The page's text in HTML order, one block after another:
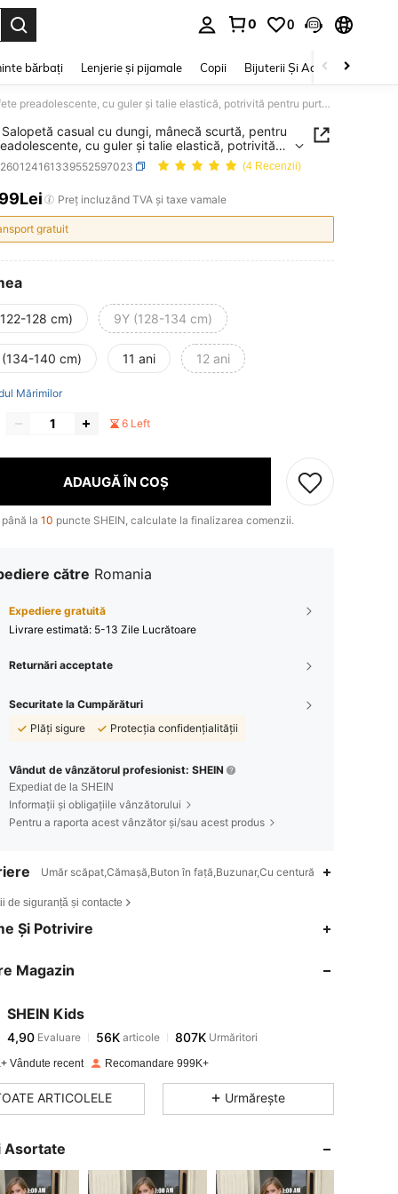
0 0
bărbați Lenjerie și pijamale Copii Bijuterii Și Accesorii
SHEIN Salopetă casual cu dungi, mânecă scurtă, pentru fete preadolescente, cu guler și talie elastică, potrivită pentru purtare zilnică, vacanțe și întâlniri
Salopetă casual cu dungi, mânecă scurtă, pentru
cu guler și talie elastică, potrivită
purtare zilnică, vacanțe și întâlniri
(4 Recenzii)
AND AVAILABILITY
Preț incluzând TVA și taxe vamale
gratuit
128 cm) 9Y (128-134 cm)
(134-140 cm) 11 ani 12 ani
Mărimilor
6 Left
ADAUGĂ ÎN COȘ
la 10 puncte SHEIN, calculate la finalizarea comenzii.
către Romania
Expediere gratuită
Livrare estimată: 5-13 Zile Lucrătoare
Returnări acceptate
Securitate la Cumpărături
Plăți sigure
Protecția confidențialității
Vândut de vânzătorul profesionist: SHEIN
Expediat de la SHEIN
Informații și obligațiile vânzătorului
Pentru a raporta acest vânzător și/sau acest produs
Umăr scăpat,Cămaşă,Buton în față,Buzunar,Cu centură
de siguranță și contacte
Și Potrivire
Magazin
SHEIN Kids
4,90
4,90 Evaluare
s***1a plătitîn urmă cu 1 zi
4,90 807K
Vândute recent Recomandare 999K+
ARTICOLELE Urmărește
Asortate